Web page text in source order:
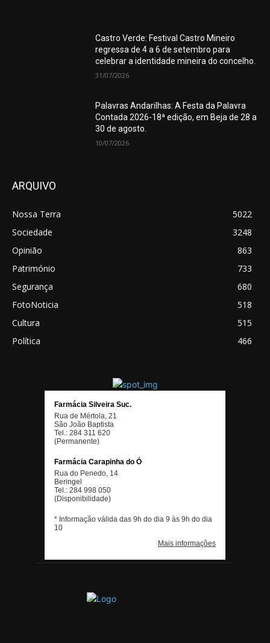
Castro Verde: Festival Castro Mineiro
regressa de 4 a 6 de setembro para
celebrar a identidade mineira do concelho.
31/07/2026
Palavras Andarilhas: A Festa da Palavra
Contada 2026-18ª edição, em Beja de 28 a
30 de agosto.
10/07/2026
ARQUIVO
Nossa Terra
5022
Sociedade
3248
Opinião
863
Património
733
Segurança
680
FotoNoticia
518
Cultura
515
Política
466